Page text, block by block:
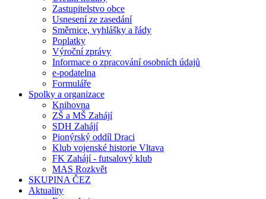
Zastupitelstvo obce
Usnesení ze zasedání
Směrnice, vyhlášky a řády
Poplatky
Výroční zprávy
Informace o zpracování osobních údajů
e-podatelna
Formuláře
Spolky a organizace
Knihovna
ZŠ a MŠ Zahájí
SDH Zahájí
Pionýrský oddíl Draci
Klub vojenské historie Vltava
FK Zahájí - futsalový klub
MAS Rozkvět
SKUPINA ČEZ
Aktuality